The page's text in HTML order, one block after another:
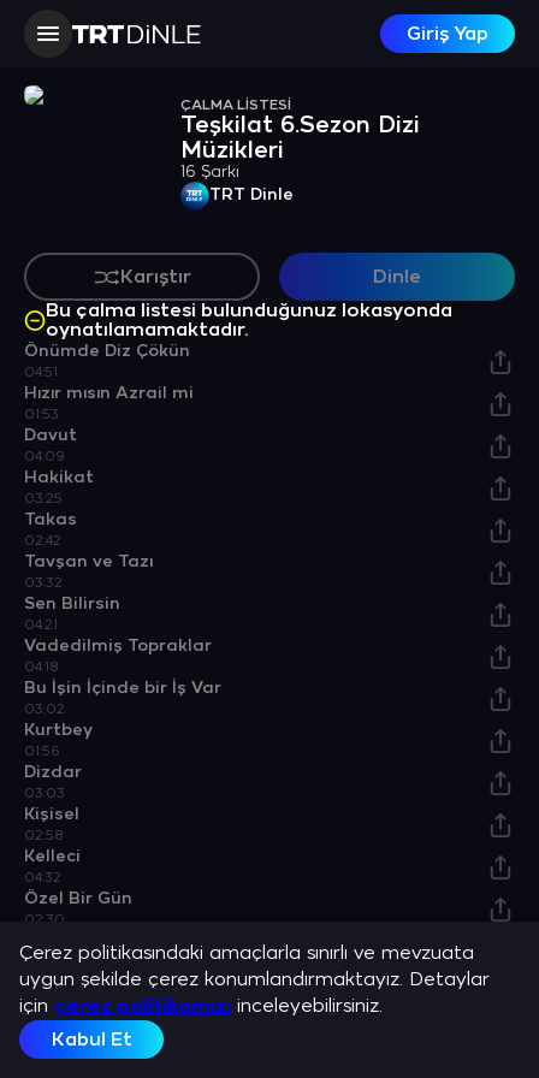
Giriş Yap
ÇALMA LİSTESİ
Teşkilat 6.Sezon Dizi
Müzikleri
16 Şarkı
TRT Dinle
Karıştır
Dinle
Bu çalma listesi bulunduğunuz lokasyonda
oynatılamamaktadır.
Önümde Diz Çökün
04:51
Hızır mısın Azrail mi
01:53
Davut
04:09
Hakikat
03:25
Takas
02:42
Tavşan ve Tazı
03:32
Sen Bilirsin
04:21
Vadedilmiş Topraklar
04:18
Bu İşin İçinde bir İş Var
03:02
Kurtbey
01:56
Dizdar
03:03
Kişisel
02:58
Kelleci
04:32
Özel Bir Gün
02:30
Deli
03:38
Türksün Sen
03:28
Çerez politikasındaki amaçlarla sınırlı ve mevzuata
uygun şekilde çerez konumlandırmaktayız. Detaylar
için çerez politikamızı inceleyebilirsiniz.
Kabul Et